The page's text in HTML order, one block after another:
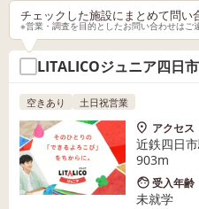
チェックした施設にまとめて問い
※営業・調査を目的としたお問い合わせはご
LITALICOジュニア四日
空きあり 土日祝営業
アクセス
近鉄四日
903m
受入年齢
未就学